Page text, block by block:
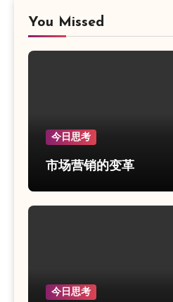
You Missed
今日思考
市场营销的变革
今日思考